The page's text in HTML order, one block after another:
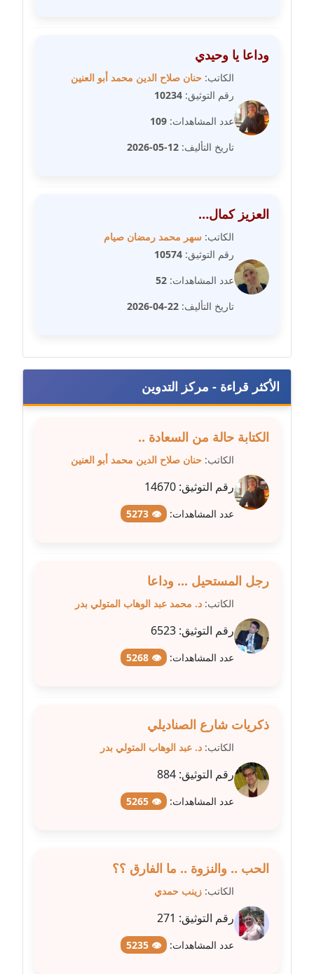
عاملة
مدونة علا الأزوك
عاملة
مدونة علاء سرحان
عاملة
مدونة علي الفشني
عاملة
مدونة عماد مصباح
مدونة عمرو عاطف
عاملة
مدونة غادة زهران
مدونة غادة سيد
عاملة
مدونة غازي جابر
عاملة
موقوف
مدونة فاطمة حجازي
مدونة فيرا زولوتاريفا
عاملة
مدونة فيروز القطلبي
عاملة
مدونة كنوز صلاح
مدونة كيندا فائز
عاملة
وداعا يا وحيدي
الكاتب: حنان صلاح الدين محمد أبو العنين
رقم التوثيق: 10234
عدد المشاهدات: 109
تاريخ التأليف: 12-05-2026
العزيز كمال…
الكاتب: سهر محمد رمضان صيام
رقم التوثيق: 10574
عدد المشاهدات: 52
تاريخ التأليف: 22-04-2026
الأكثر قراءة - مركز التدوين
الكتابة حالة من السعادة ..
الكاتب: حنان صلاح الدين محمد أبو العنين
رقم التوثيق: 14670
عدد المشاهدات: 👁 5273
رجل المستحيل ... وداعا
الكاتب: د. محمد عبد الوهاب المتولي بدر
رقم التوثيق: 6523
عدد المشاهدات: 👁 5268
ذكريات شارع الصناديلي
الكاتب: د. عبد الوهاب المتولي بدر
رقم التوثيق: 884
عدد المشاهدات: 👁 5265
الحب .. والنزوة .. ما الفارق ؟؟
الكاتب: زينب حمدي
رقم التوثيق: 271
عدد المشاهدات: 👁 5235